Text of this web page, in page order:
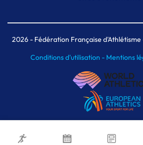
Meeting de Paris
MAIF Ekiden de
2026- Fédération Française d'Athlétisme
Conditions d'utilisation - Mentions